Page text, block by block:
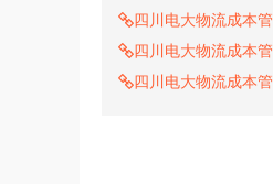
四川电大物流成本
四川电大物流成本
四川电大物流成本
《行测》三卷答案及解析
签到打卡，获得1元奖励
登录了本站
签到打卡，获得1元奖励